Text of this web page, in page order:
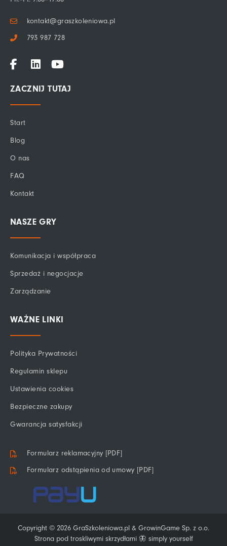
kontakt@graszkoleniowa.pl
793 987 728
F
a
e
b
o
k
f
L
i
k
e
Y
o
t
ZACZNIJ TUTAJ
Start
Blog
O nas
FAQ
Kontakt
NASZE GRY
Komunikacja i współpraca
Sprzedaż i negocjacje
Zarządzanie
WAŻNE LINKI
Polityka Prywatności
Regulamin sklepu
Ustawienia cookies
Bezpieczne zakupy
Gwarancja satysfakcji
Formularz reklamacyjny [PDF]
Formularz odstąpienia od umowy [PDF]
Copyright © 2026 GraSzkoleniowa.pl & GrowinGame Sp. z o.o.
Strona pod troskliwymi skrzydłami 🦋 simply yourself